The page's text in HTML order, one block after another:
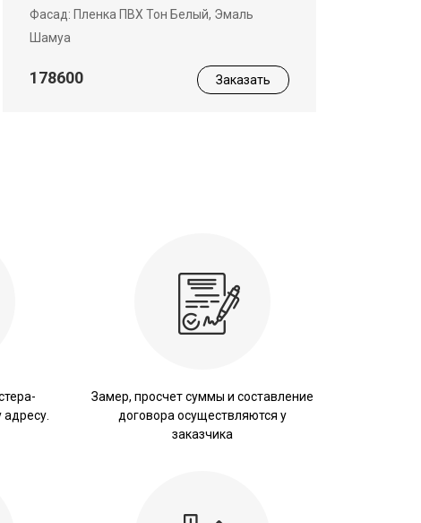
Фасад: Пленка ПВХ Тон Белый, Эмаль
Шамуа
178600 Заказать
Замер, просчет суммы и составление
договора осуществляются у
заказчика